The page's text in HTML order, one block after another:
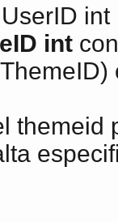
int
themeid